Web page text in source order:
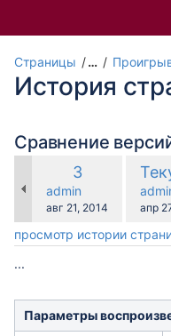
Страницы …
История
Сравнение
Старая
версия
3
admin
Сохранено
авг 21, 2014 апр
просмотр истории
...
Параметры